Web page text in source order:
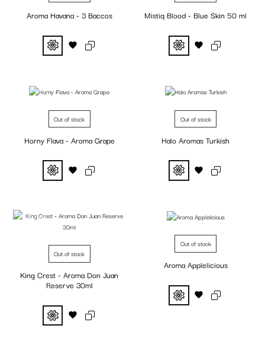
Aroma Havana - 3 Baccos Mistiq Blood - Blue Skin 50 ml
Fuera de stock
Out of stock
Horny Flava - Aroma Grape
Fuera de stock
Out of stock
Halo Aromas Turkish
Fuera de stock
Out of stock
King Crest - Aroma Don Juan
Reserve 30ml
Fuera de stock
Out of stock
Aroma Applelicious